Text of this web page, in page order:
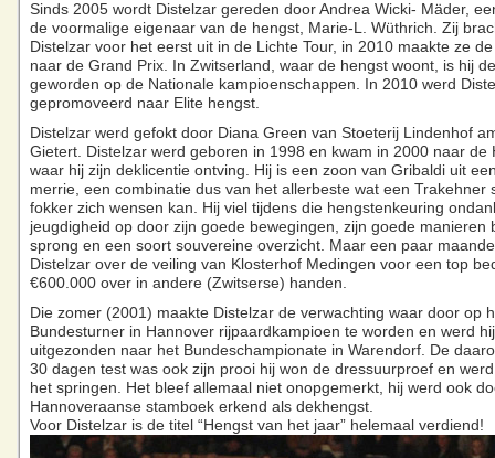
Sinds 2005 wordt Distelzar gereden door Andrea Wicki- Mäder,
de voormalige eigenaar van de hengst, Marie-L. Wüthrich. Zij
Distelzar voor het eerst uit in de Lichte Tour, in 2010 maakte ze
naar de Grand Prix. In Zwitserland, waar de hengst woont, is hij
geworden op de Nationale kampioenschappen. In 2010 werd
gepromoveerd naar Elite hengst.
Distelzar werd gefokt door Diana Green van Stoeterij Lindenhof
Gietert. Distelzar werd geboren in 1998 en kwam in 2000 naar de
waar hij zijn deklicentie ontving. Hij is een zoon van Gribaldi uit
merrie, een combinatie dus van het allerbeste wat een Trakehner
fokker zich wensen kan. Hij viel tijdens die hengstenkeuring
jeugdigheid op door zijn goede bewegingen, zijn goede manieren
sprong en een soort souvereine overzicht. Maar een paar
Distelzar over de veiling van Klosterhof Medingen voor een top
€600.000 over in andere (Zwitserse) handen.
Die zomer (2001) maakte Distelzar de verwachting waar door op
Bundesturner in Hannover rijpaardkampioen te worden en werd hij
uitgezonden naar het Bundeschampionate in Warendorf. De
30 dagen test was ook zijn prooi hij won de dressuurproef en
het springen. Het bleef allemaal niet onopgemerkt, hij werd ook
Hannoveraanse stamboek erkend als dekhengst.
Voor Distelzar is de titel “Hengst van het jaar” helemaal verdiend!